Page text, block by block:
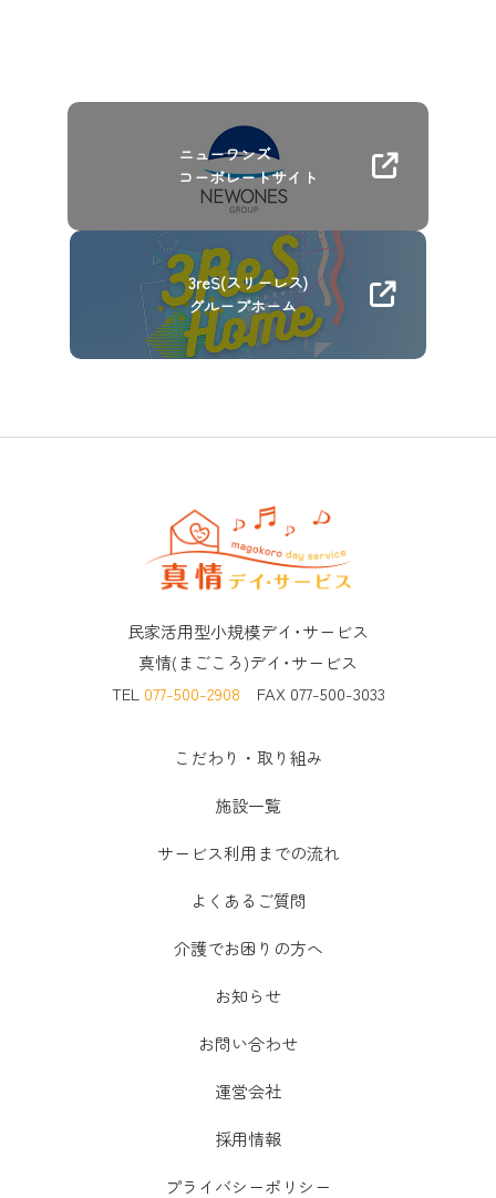
ニューワンズ
コーポレートサイト
3reS(スリーレス)
グループホーム
民家活用型小規模デイ･サービス
真情(まごころ)デイ･サービス
TEL 077-500-2908 FAX 077-500-3033
こだわり・取り組み
施設一覧
サービス利用までの流れ
よくあるご質問
介護でお困りの方へ
お知らせ
お問い合わせ
運営会社
採用情報
プライバシーポリシー